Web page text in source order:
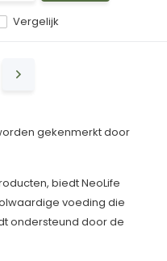
Vergelijk
gekenmerkt door
biedt NeoLife
voeding die
ondersteund door de